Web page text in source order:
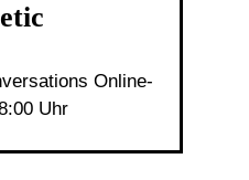
Online-
Uhr